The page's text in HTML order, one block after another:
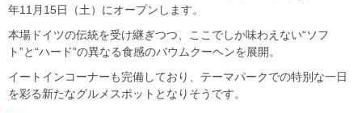
年11月15日（土）にオープンします。
本場ドイツの伝統を受け継ぎつつ、ここでしか味わえない“ソフ
ト”と“ハード”の異なる食感のバウムクーヘンを展開。
イートインコーナーも完備しており、テーマパークでの特別な一日
を彩る新たなグルメスポットとなりそうです。